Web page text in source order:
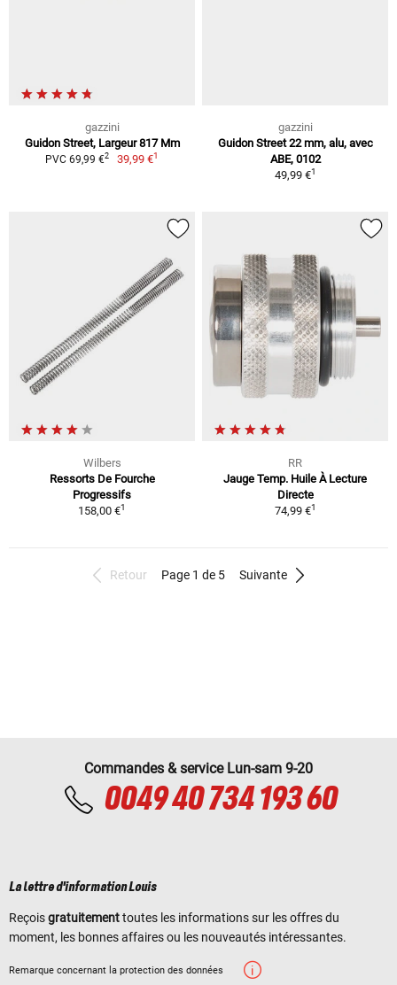
gazzini
Guidon Street, Largeur 817 Mm
PVC 69,99 €2 39,99 €1
gazzini
Guidon Street 22 mm, alu, avec
ABE, 0102
49,99 €1
Wilbers
Ressorts De Fourche
Progressifs
158,00 €1
RR
Jauge Temp. Huile À Lecture
Directe
74,99 €1
Retour Page 1 de 5 Suivante
Commandes & service Lun-sam 9-20
0049 40 734 193 60
La lettre d'information Louis
Reçoisgratuitementtoutes les informations sur les offres du
moment, les bonnes affaires ou les nouveautés intéressantes.
Remarque concernant la protection des données